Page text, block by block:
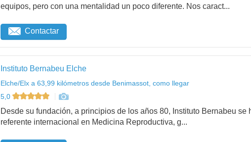
equipos, pero con una mentalidad un poco diferente. Nos caract...
Contactar
Instituto Bernabeu Elche
Elche/Elx a 63,99 kilómetros desde Benimassot, como llegar
5,0
Desde su fundación, a principios de los años 80, Instituto Bernabeu se
referente internacional en Medicina Reproductiva, g...